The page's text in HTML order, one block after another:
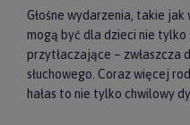
Głośne wydarzenia, takie
mogą być dla dzieci nie
przytłaczające – zwłaszcza
słuchowego. Coraz więcej
hałas to nie tylko chwilowy